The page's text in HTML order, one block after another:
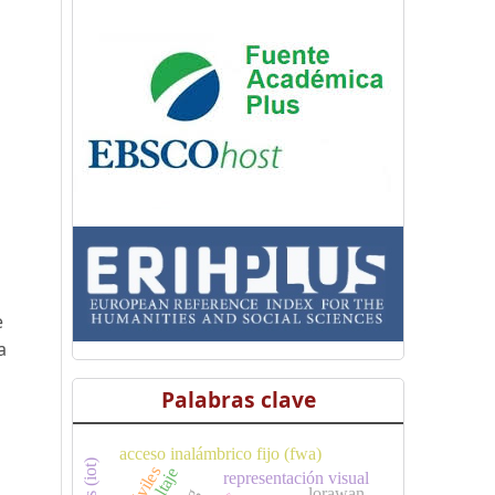
Palabras clave
representación visual
acceso inalámbrico fijo (fwa)